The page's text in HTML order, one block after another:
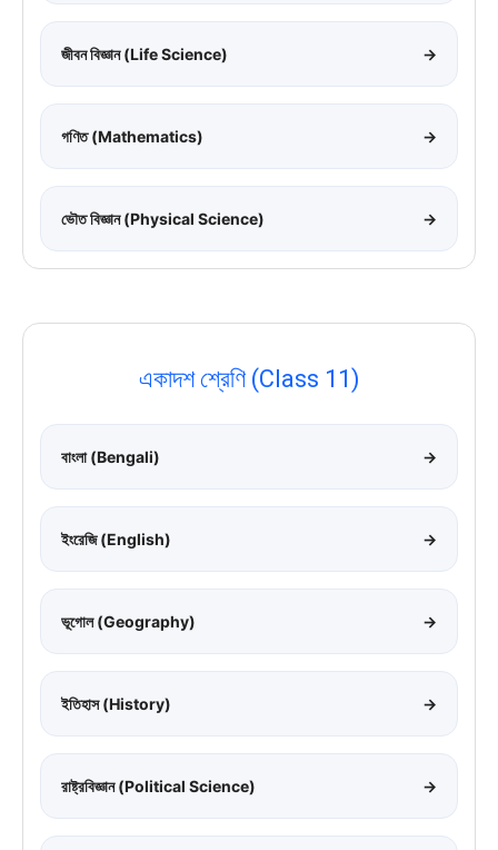
জীবন বিজ্ঞান (Life Science) →
গণিত (Mathematics) →
ভৌত বিজ্ঞান (Physical Science) →
একাদশ শ্রেণি (Class 11)
বাংলা (Bengali) →
ইংরেজি (English) →
ভূগোল (Geography) →
ইতিহাস (History) →
রাষ্ট্রবিজ্ঞান (Political Science) →